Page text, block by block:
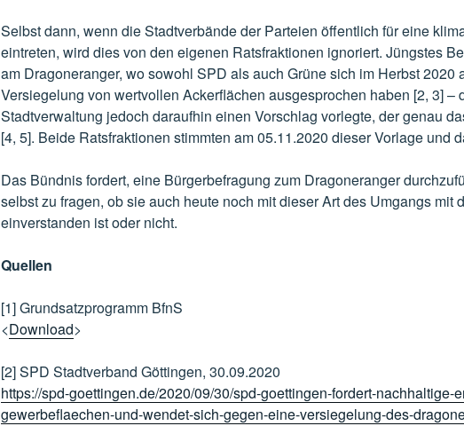
Selbst dann, wenn die Stadtverbände der Parteien öffentlich für eine
eintreten, wird dies von den eigenen Ratsfraktionen ignoriert. Jüngstes
am Dragoneranger, wo sowohl SPD als auch Grüne sich im Herbst 2020
Versiegelung von wertvollen Ackerflächen ausgesprochen haben [2, 3] –
Stadtverwaltung jedoch daraufhin einen Vorschlag vorlegte, der genau
[4, 5]. Beide Ratsfraktionen stimmten am 05.11.2020 dieser Vorlage und
Das Bündnis fordert, eine Bürgerbefragung zum Dragoneranger
selbst zu fragen, ob sie auch heute noch mit dieser Art des Umgangs mit
einverstanden ist oder nicht.
Quellen
[1] Grundsatzprogramm BfnS
<Download>
[2] SPD Stadtverband Göttingen, 30.09.2020
https://spd-goettingen.de/2020/09/30/spd-goettingen-fordert-nachhaltige-
gewerbeflaechen-und-wendet-sich-gegen-eine-versiegelung-des-